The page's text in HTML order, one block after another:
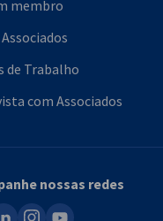
membro
de Trabalho
com Associados
nossas redes
instagram
youtube